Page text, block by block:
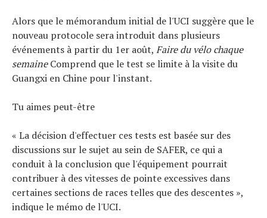
Alors que le mémorandum initial de l'UCI suggère que le
nouveau protocole sera introduit dans plusieurs
événements à partir du 1er août, Faire du vélo chaque
semaineComprend que le test se limite à la visite du
Guangxi en Chine pour l'instant.
Tu aimes peut-être
« La décision d'effectuer ces tests est basée sur des
discussions sur le sujet au sein de SAFER, ce qui a
conduit à la conclusion que l'équipement pourrait
contribuer à des vitesses de pointe excessives dans
certaines sections de races telles que des descentes »,
indique le mémo de l'UCI.